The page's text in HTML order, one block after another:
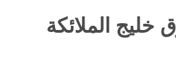
خليج الملائكة